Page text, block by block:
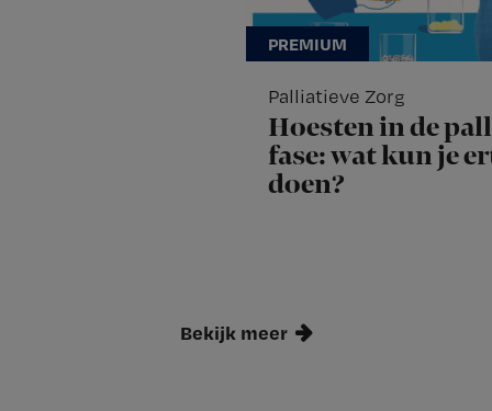
Palliatieve Zorg
Hoesten in de
fase: wat kun je
doen?
Bekijk meer